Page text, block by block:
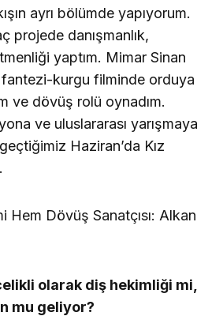
ayrı bölümde yapıyorum.
projede danışmanlık,
yaptım. Mimar Sinan
kurgu filminde orduya
ve dövüş rolü oynadım.
ve uluslararası yarışmaya
Haziran’da Kız
olarak diş hekimliği mi,
mu geliyor?